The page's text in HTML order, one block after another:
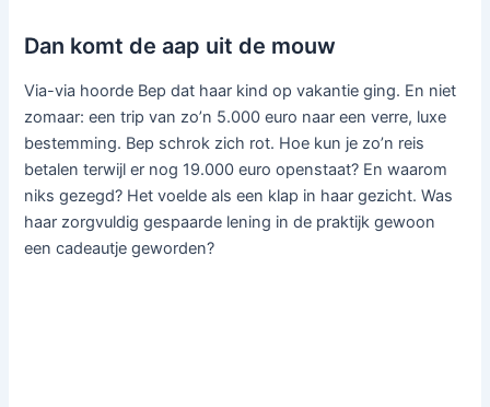
Dan komt de aap uit de mouw
Via-via hoorde Bep dat haar kind op vakantie ging. En niet
zomaar: een trip van zo’n 5.000 euro naar een verre, luxe
bestemming. Bep schrok zich rot. Hoe kun je zo’n reis
betalen terwijl er nog 19.000 euro openstaat? En waarom
niks gezegd? Het voelde als een klap in haar gezicht. Was
haar zorgvuldig gespaarde lening in de praktijk gewoon
een cadeautje geworden?